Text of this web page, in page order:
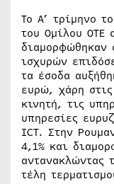
Το Α’ τρίμηνο
του Ομίλου OTE
ισχυρών
τα έσοδα
ευρώ, χάρη
κινητή, τις
υπηρεσίες
ICT. Στην
4,1% και
αντανακλώντας
τέλη